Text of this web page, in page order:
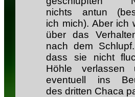
nichts antun
ich mich). Aber ich
über das
nach dem
dass sie nicht
Höhle verlassen
eventuell ins
des dritten Chaca